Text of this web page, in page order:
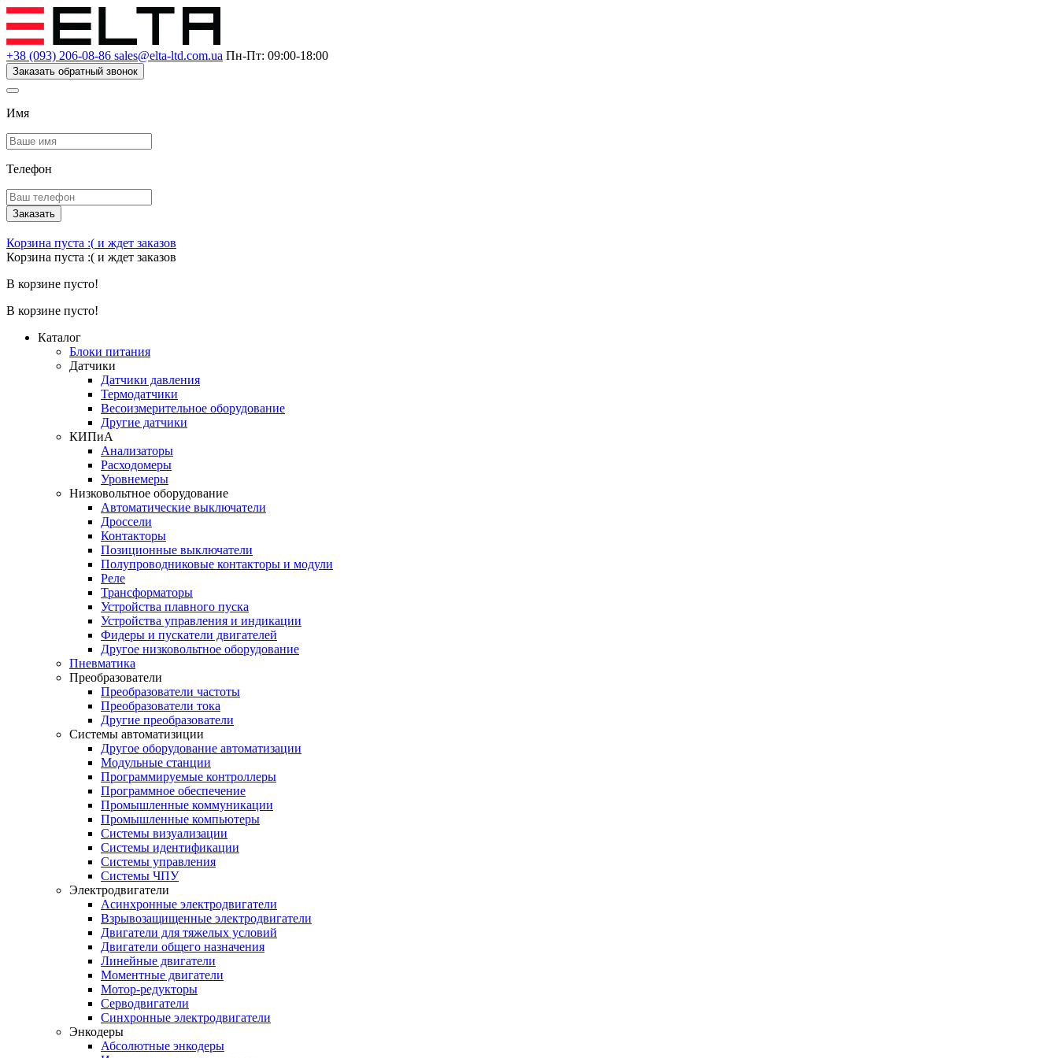
+38 (093) 206-08-86 sales@elta-ltd.com.ua Пн-Пт: 09:00-18:00
Заказать обратный звонок
Имя
Телефон
Заказать
Корзина пуста :( и ждет заказов
Корзина пуста :( и ждет заказов
В корзине пусто!
В корзине пусто!
Каталог
Блоки питания
Датчики
Датчики давления
Термодатчики
Весоизмерительное оборудование
Другие датчики
КИПиА
Анализаторы
Расходомеры
Уровнемеры
Низковольтное оборудование
Автоматические выключатели
Дроссели
Контакторы
Позиционные выключатели
Полупроводниковые контакторы и модули
Реле
Трансформаторы
Устройства плавного пуска
Устройства управления и индикации
Фидеры и пускатели двигателей
Другое низковольтное оборудование
Пневматика
Преобразователи
Преобразователи частоты
Преобразователи тока
Другие преобразователи
Системы автоматизиции
Другое оборудование автоматизации
Модульные станции
Программируемые контроллеры
Программное обеспечение
Промышленные коммуникации
Промышленные компьютеры
Системы визуализации
Системы идентификации
Системы управления
Системы ЧПУ
Электродвигатели
Асинхронные электродвигатели
Взрывозащищенные электродвигатели
Двигатели для тяжелых условий
Двигатели общего назначения
Линейные двигатели
Моментные двигатели
Мотор-редукторы
Серводвигатели
Синхронные электродвигатели
Энкодеры
Абсолютные энкодеры